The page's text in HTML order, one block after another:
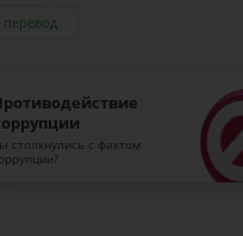
столкнулись с фактом